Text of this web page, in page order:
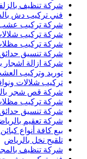
شركة تنظيف
فني تركيب دش
شركة تركيب
شركة تركيب
شركة تركيب
شركة تنسيق
شركة ازالة اشجار
توريد وتركيب
تركيب شلالات
شركة قص شجر
شركة تركيب
شركة تنسيق
شركة تعقيم
بيع كافة أنواع
تلقيح نخل بالرياض
شركة تنظيف